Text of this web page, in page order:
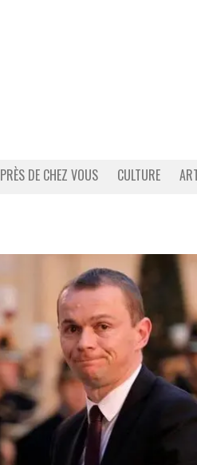
PRÈS DE CHEZ VOUS CULTURE